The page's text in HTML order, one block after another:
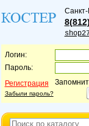
Санкт-
Логин:
Пароль:
Регистрация
Забыли пароль?